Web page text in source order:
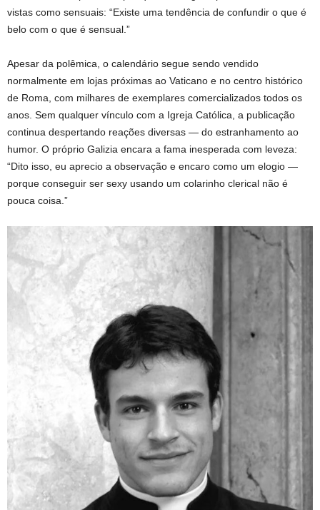
vistas como sensuais: “Existe uma tendência de confundir o que é
belo com o que é sensual.”
Apesar da polêmica, o calendário segue sendo vendido
normalmente em lojas próximas ao Vaticano e no centro histórico
de Roma, com milhares de exemplares comercializados todos os
anos. Sem qualquer vínculo com a Igreja Católica, a publicação
continua despertando reações diversas — do estranhamento ao
humor. O próprio Galizia encara a fama inesperada com leveza:
“Dito isso, eu aprecio a observação e encaro como um elogio —
porque conseguir ser sexy usando um colarinho clerical não é
pouca coisa.”